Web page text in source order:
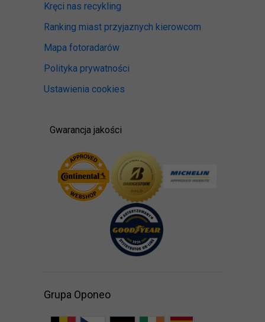
Kręci nas recykling
Ranking miast przyjaznych kierowcom
Mapa fotoradarów
Polityka prywatności
Ustawienia cookies
Gwarancja jakości
Grupa Oponeo